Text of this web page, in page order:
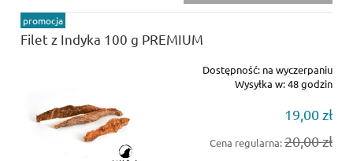
Filet z Indyka 100 g PREMIUM
Dostępność: na wyczerpaniu
Wysyłka w:48 godzin
19,00 zł
Cena regularna:20,00 zł
promocja